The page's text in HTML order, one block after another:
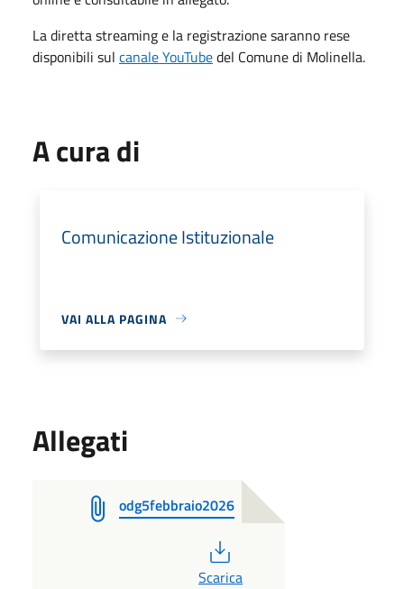
La diretta streaming e la registrazione saranno rese
disponibili sul canale YouTubedel Comune di Molinella.
A cura di
Comunicazione Istituzionale
VAI ALLA PAGINA
Allegati
odg5febbraio2026
Scarica